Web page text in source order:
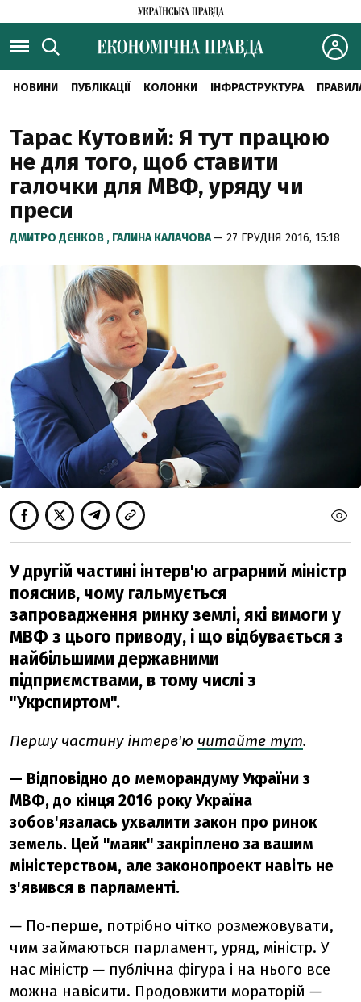
НОВИНИ ПУБЛІКАЦІЇ КОЛОНКИ ІНФРАСТРУКТУРА
Тарас Кутовий: Я тут працюю
не для того, щоб ставити
галочки для МВФ, уряду чи
преси
ДМИТРО ДЄНКОВ , ГАЛИНА КАЛАЧОВА— 27 ГРУДНЯ 2016, 15:18
У другій частині інтерв'ю аграрний міністр
пояснив, чому гальмується
запровадження ринку землі, які вимоги у
МВФ з цього приводу, і що відбувається з
найбільшими державними
підприємствами, в тому числі з
"Укрспиртом".
Першу частину інтерв'ю читайте тут.
— Відповідно до меморандуму України з
МВФ, до кінця 2016 року Україна
зобов'язалась ухвалити закон про ринок
земель. Цей "маяк" закріплено за вашим
міністерством, але законопроект навіть не
з'явився в парламенті.
— По-перше, потрібно чітко розмежовувати,
чим займаються парламент, уряд, міністр. У
нас міністр — публічна фігура і на нього все
можна навісити. Продовжити мораторій —